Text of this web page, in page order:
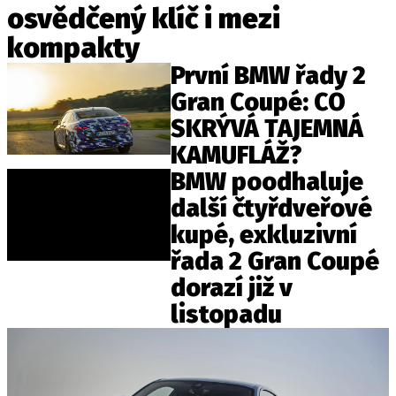
ELEKTRO
NOVINKY ZE SVĚTA EV
TESTY ELEKTROMOBILŮ
TRH S ELEKTROMOBILY
RALLY
OSTATNÍ
TISKOVKY
ROZHOVORY
DAKAR
Z DOMOVA
ZE SVĚTA
osvědčený klíč i mezi
kompakty
První BMW řady 2
Gran Coupé: CO
SKRÝVÁ TAJEMNÁ
KAMUFLÁŽ?
BMW poodhaluje
další čtyřdveřové
kupé, exkluzivní
řada 2 Gran Coupé
dorazí již v
listopadu